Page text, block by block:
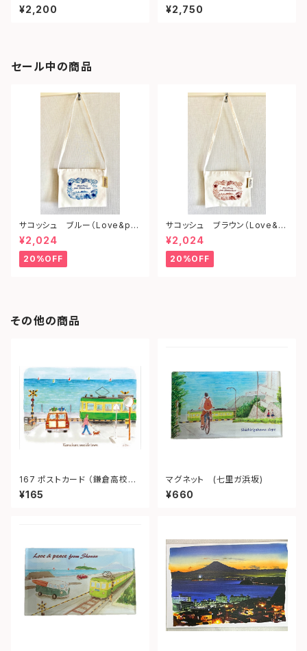
¥2,200 ¥2,750
セール中の商品
サコッシュ ブルー（Love&pe
ace from shonan)
¥2,024
20%OFF
サコッシュ ブラウン（Love&p
eace from shonan)
¥2,024
20%OFF
その他の商品
167 ポストカード （鎌倉高校
前）“Kamakura Seaside To
wn.”
¥165
マグネット (七里ガ浜坂)
¥660